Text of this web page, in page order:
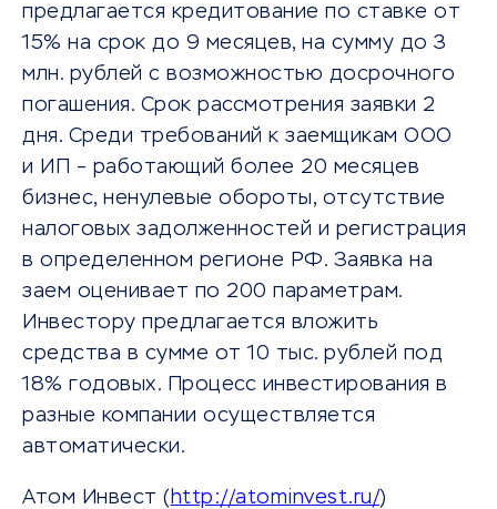
предлагается кредитование по ставке от
15% на срок до 9 месяцев, на сумму до 3
млн. рублей с возможностью досрочного
погашения. Срок рассмотрения заявки 2
дня. Среди требований к заемщикам ООО
и ИП – работающий более 20 месяцев
бизнес, ненулевые обороты, отсутствие
налоговых задолженностей и регистрация
в определенном регионе РФ. Заявка на
заем оценивает по 200 параметрам.
Инвестору предлагается вложить
средства в сумме от 10 тыс. рублей под
18% годовых. Процесс инвестирования в
разные компании осуществляется
автоматически.
Атом Инвест ( http://atominvest.ru/)